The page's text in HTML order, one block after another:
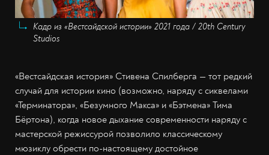
Кадр из «Вестсайдской истории» 2021 года / 20th Century
Studios
«Вестсайдская история» Стивена Спилберга — тот редкий
случай для истории кино (возможно, наряду с сиквелами
«Терминатора», «Безумного Макса» и «Бэтмена» Тима
Бёртона), когда новое дыхание современности наряду с
мастерской режиссурой позволило классическому
мюзиклу обрести по-настоящему достойное